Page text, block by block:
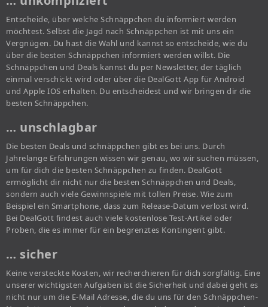
Entscheide, über welche Schnäppchen du informiert werden
möchtest. Selbst die Jagd nach Schnäppchen ist mit uns ein
Vergnügen. Du hast die Wahl und kannst so entscheide, wie du
über die besten Schnäppchen informiert werden willst. Die
Schnäppchen und Deals kannst du per Newsletter, der täglich
einmal verschickt wird oder über die DealGott App für Android
und Apple IOS erhalten. Du entscheidest und wir bringen dir die
besten Schnäppchen.
… unschlagbar
Die besten Deals und schnäppchen gibt es bei uns. Durch
Jahrelange Erfahrungen wissen wir genau, wo wir suchen müssen,
um für dich die besten Schnäppchen zu finden. DealGott
ermöglicht dir nicht nur die besten Schnäppchen und Deals,
sondern auch viele Gewinnspiele mit tollen Preise. Wie zum
Beispiel ein Smartphone, dass zum Release-Datum verlost wird.
Bei DealGott findest auch viele kostenlose Test-Artikel oder
Proben, die es immer für ein begrenztes Kontingent gibt.
… sicher
Keine versteckte Kosten, wir recherchieren für dich sorgfältig. Eine
unserer wichtigsten Aufgaben ist die Sicherheit und dabei geht es
nicht nur um die E-Mail Adresse, die du uns für den Schnäppchen-